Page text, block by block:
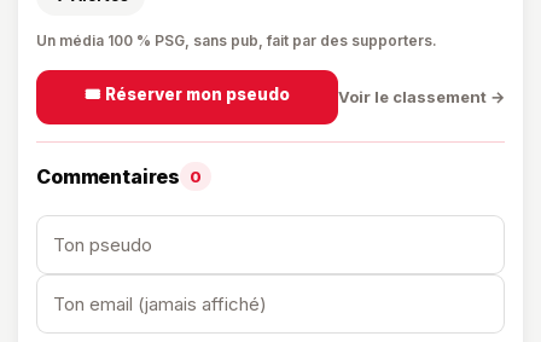
Un média 100 % PSG, sans pub, fait par des supporters.
🎟️ Réserver mon pseudo Voir le classement →
Commentaires 0